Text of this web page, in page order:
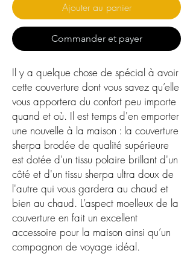
Ajouter au panier
Commander et payer
Il y a quelque chose de spécial à avoir
cette couverture dont vous savez qu’elle
vous apportera du confort peu importe
quand et où. Il est temps d'en emporter
une nouvelle à la maison : la couverture
sherpa brodée de qualité supérieure
est dotée d'un tissu polaire brillant d'un
côté et d'un tissu sherpa ultra doux de
l'autre qui vous gardera au chaud et
bien au chaud. L’aspect moelleux de la
couverture en fait un excellent
accessoire pour la maison ainsi qu’un
compagnon de voyage idéal.